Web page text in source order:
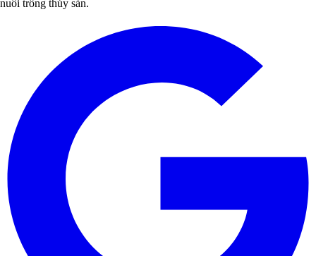
nuôi trồng thủy sản.